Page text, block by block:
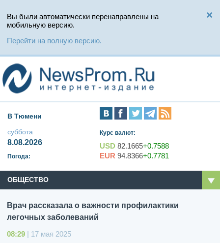
Вы были автоматически перенаправлены на
мобильную версию.
Перейти на полную версию.
В Тюмени
суббота
8.08.2026
Погода:
Курс валют:
USD 82.1665+0.7588
EUR 94.8366+0.7781
ОБЩЕСТВО
Врач рассказала о важности профилактики
легочных заболеваний
08:29 | 17 мая 2025